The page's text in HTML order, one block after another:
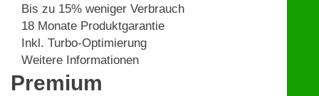
Bis zu 15% weniger Verbrauch
18 Monate Produktgarantie
Inkl. Turbo-Optimierung
Weitere Informationen
Premium